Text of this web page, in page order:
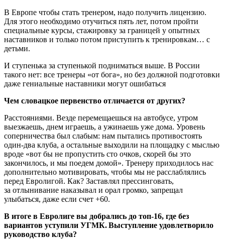
В Европе чтобы стать тренером, надо получить лицензию.
Для этого необходимо отучиться пять лет, потом пройти
специальные курсы, стажировку за границей у опытных
наставников и только потом приступить к тренировкам… с
детьми.
И ступенька за ступенькой подниматься выше. В России
такого нет: все тренеры «от бога», но без должной подготовки
даже гениальные наставники могут ошибаться
Чем словацкое первенство отличается от других?
Расстояниями. Везде перемещаешься на автобусе, утром
выезжаешь, днем играешь, а ужинаешь уже дома. Уровень
соперничества был слабым: нам пытались противостоять
один-два клуба, а остальные выходили на площадку с мыслью
вроде «вот бы не пропустить сто очков, скорей бы это
закончилось, и мы поедем домой». Тренеру приходилось нас
дополнительно мотивировать, чтобы мы не расслаблялись
перед Евролигой. Как? Заставлял прессинговать,
за отлынивание наказывал и орал громко, запрещал
улыбаться, даже если счет +60.
В итоге в Евролиге вы добрались до топ‑16, где без
вариантов уступили УГМК. Выступление удовлетворило
руководство клуба?